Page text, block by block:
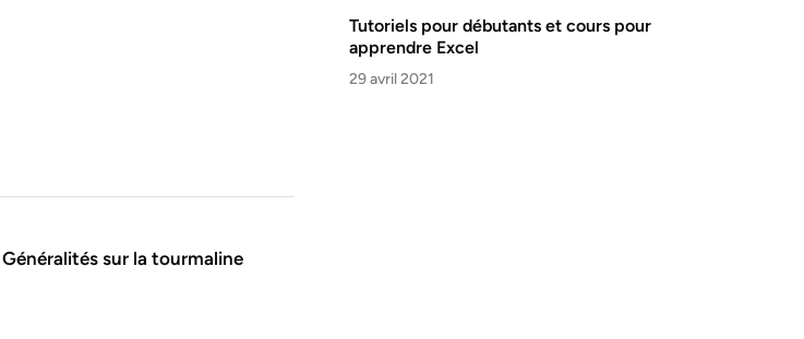
Généralités sur la tourmaline
Tutoriels pour débutants et cours pour
apprendre Excel
29 avril 2021